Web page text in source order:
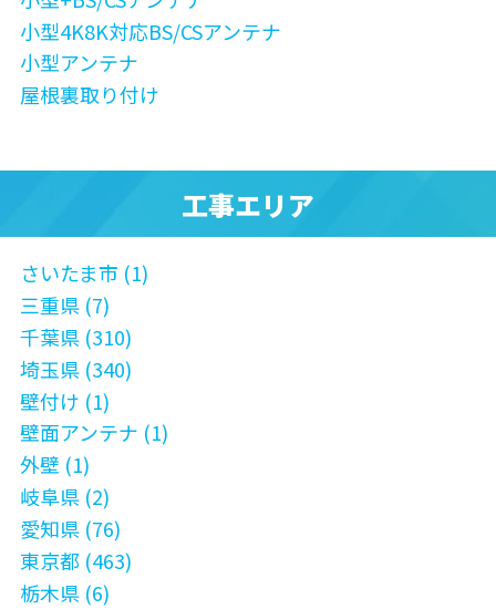
小型4K8K対応BS/CSアンテナ
小型アンテナ
屋根裏取り付け
工事エリア
さいたま市 (1)
三重県 (7)
千葉県 (310)
埼玉県 (340)
壁付け (1)
壁面アンテナ (1)
外壁 (1)
岐阜県 (2)
愛知県 (76)
東京都 (463)
栃木県 (6)